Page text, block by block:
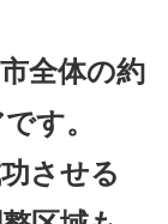
全体の約
す。
させる